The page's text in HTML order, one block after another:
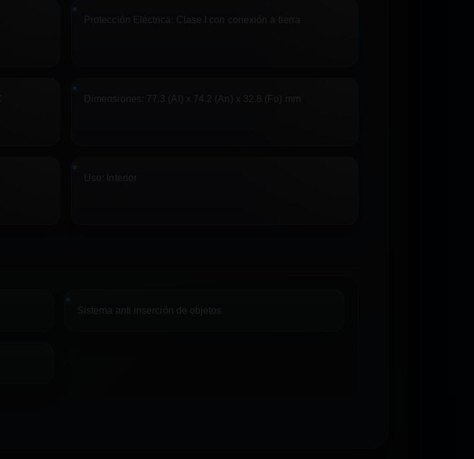
Protección Eléctrica: Clase I con conexión a tierra
Dimensiones: 77.3 (Al) x 74.2 (An) x 32.8 (Fo) mm
Uso: Interior
Sistema anti inserción de objetos